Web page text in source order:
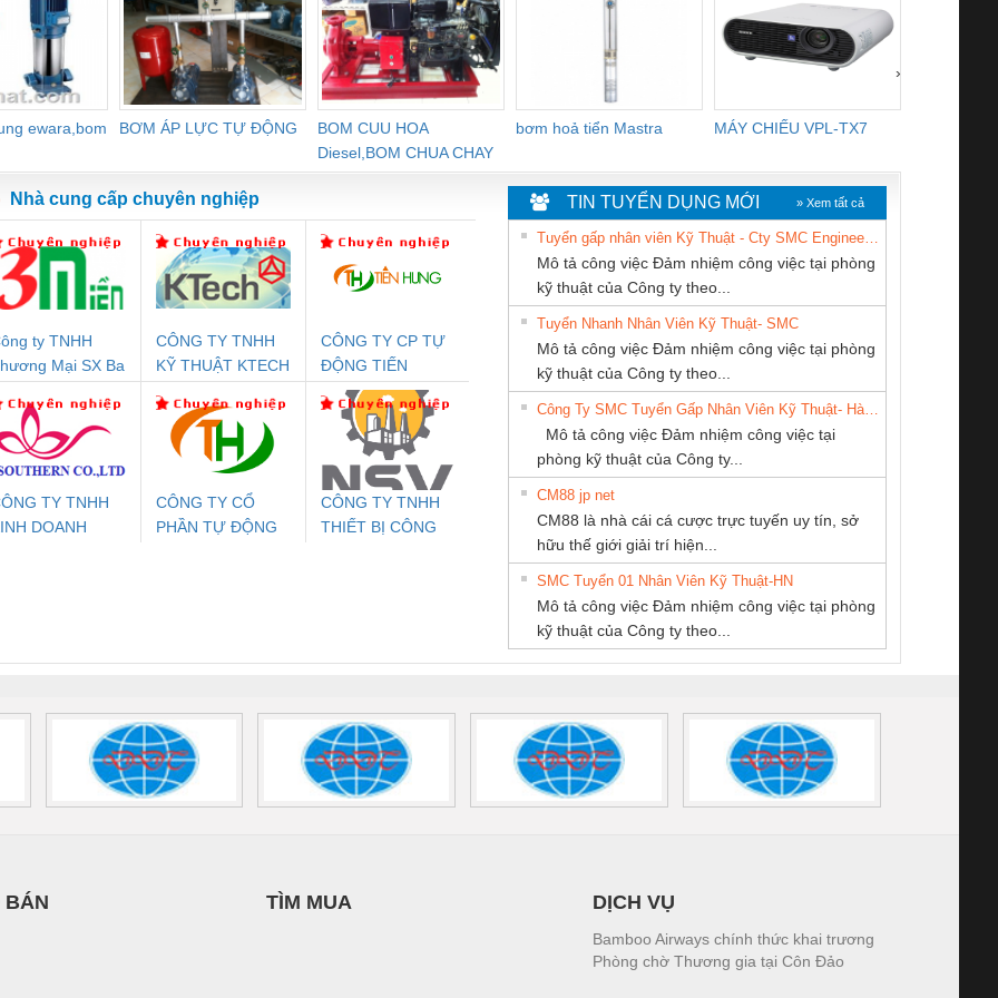
ewara,bom
BƠM ÁP LỰC TỰ ĐỘNG
BOM CUU HOA
Diesel,BOM CHUA CHAY
bơm hoả tiển Mastra MÁY CHIẾU VPL-TX7
›
An Toàn
Contact
1NO-
24DC-SP -
Rơ Le An Toàn
Phoenix Contact
PSR-SCP-
24UC/ESL4/3X1/1X2/B
- 2981059
Điện AC
Mô-đun Ắc Quy UPS
Bộ Lặp Tín Hiệu
PROFIBUS Phoenix
Contact PSI-REP-
PROFIBUS/12MB -
2708863
Rơ Le An Toàn
Phoenix Contact
2986960 – PSR-
SCP-
24DC/FSP/2X1/1X2
Rơ Le An Toàn
Bộ giám sát chuỗi
tấm pin
TRANSCLINIC 16I+
1K5 H (2502520000)
Bộ giám sát chuỗi
tấm pin
TRANSCLINIC 16I+
1K5 L (2433950000)
Bộ giám sát dòng
TRANSCLINIC 16I+
(2008130000)
Bộ chỉnh lưu nguồn
điện TRANSCLINIC
BKE 1K5.4
(7791400879)2. Giá
Nẹp nhôm chống
trơn Đà Nẵng
Nhà cung cấp chuyên nghiệp
ty TNHH
Mại SX Ba
CÔNG TY TNHH
KỸ THUẬT KTECH
CÔNG TY CP TỰ
ĐỘNG TIẾN
HƯNG
TY TNHH
DOANH
CÔNG TY CỔ
PHẦN TỰ ĐỘNG
CÔNG TY TNHH
THIẾT BỊ CÔNG
CONG TY TNHH
TM-DV DAI DONG
THANH
Tan Dong Cang
company LTD
CÔNG TY CỔ
CÁP ĐIỆN
THƯỢNG ĐÌNH
CÔNG TY TNHH
THƯƠNG MẠI
THIÊN ÂN VIỆT
NAM
Thiết Bị Điện Nam
Quốc Thịnh
Ba Miền
TIN TUYỂN DỤNG MỚI » Xem tất cả
Mô tả công việc Đảm nhiệm công việc tại phòng
kỹ thuật của Công ty theo...
Tuyển Nhanh Nhân Viên Kỹ Thuật- SMC
Mô tả công việc Đảm nhiệm công việc tại phòng
kỹ thuật của Công ty theo...
Mô tả công việc Đảm nhiệm công việc tại
phòng kỹ thuật của Công ty...
CM88 jp net
CM88 là nhà cái cá cược trực tuyến uy tín, sở
hữu thế giới giải trí hiện...
SMC Tuyển 01 Nhân Viên Kỹ Thuật-HN
Mô tả công việc Đảm nhiệm công việc tại phòng
kỹ thuật của Công ty theo...
BÁN TÌM MUA DỊCH VỤ
Bamboo Airways chính thức khai trương
Phòng chờ Thương gia tại Côn Đảo